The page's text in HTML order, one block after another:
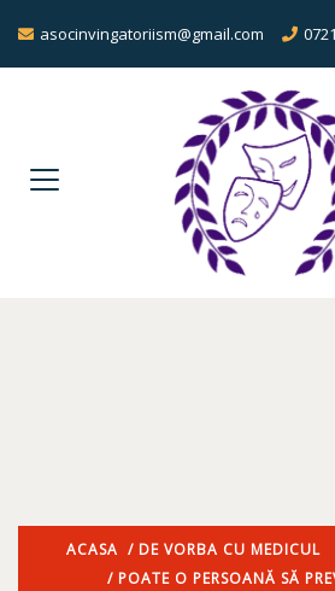
asocinvingatoriism@gmail.com
ACASA / DE VORBA CU MEDICUL
/ POATE O PERSOANĂ SĂ